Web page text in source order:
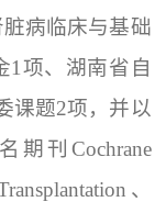
病临床与基础
1项、湖南省自
课题2项，并以
期刊Cochrane
、